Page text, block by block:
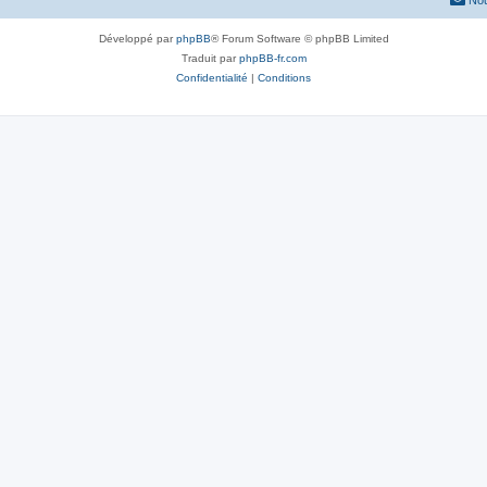
Développé parphpBB® Forum Software © phpBB Limited
Traduit parphpBB-fr.com
Confidentialité | Conditions